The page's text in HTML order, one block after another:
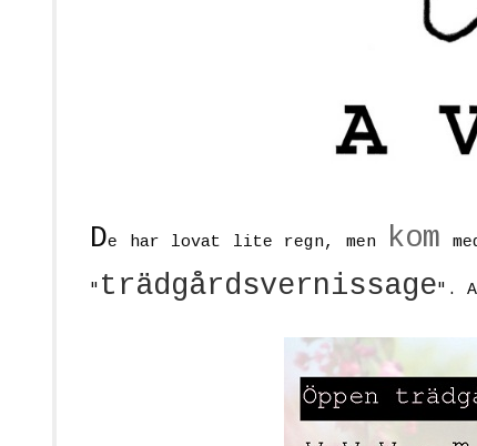
De har lovat lite regn, men kom
" trädgårdsvernissage".